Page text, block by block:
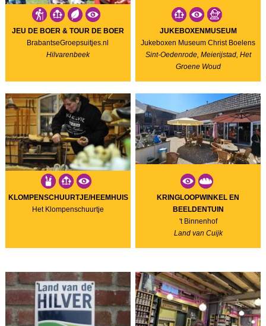
JEU DE BOER & TOUR DE BOER
BrabantseGroepsuitjes.nl
Hilvarenbeek
JUKEBOXENMUSEUM
Jukeboxen Museum Christ Boelens
Sint-Oedenrode, Meierijstad, Het
Groene Woud
KLOMPENSCHUURTJE/HEEMHUIS
Het Klompenschuurtje
KRINGLOOPWINKEL EN
BEELDENTUIN
't Binnenhof
Land van Cuijk